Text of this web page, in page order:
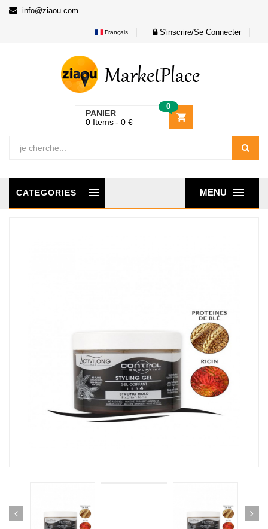
info@ziaou.com
Français S'inscrire/Se Connecter
PANIER
0
0 Items 0 €
MENU
CATEGORIES